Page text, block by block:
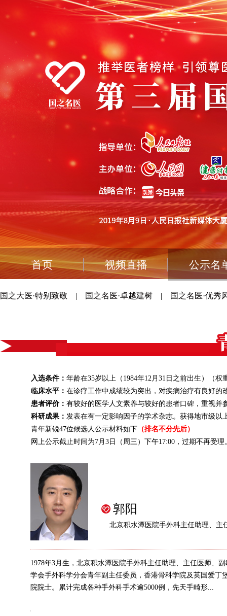
首页 视频直播 公示名
国之大医·特别致敬 | 国之名医·卓越建树 | 国之名医·优秀
入选条件： 年龄在35岁以上（1984年12月31日之前出生）（权
临床水平： 在诊疗工作中成绩较为突出，对疾病治疗有良好的
患者评价： 有较好的医学人文素养与较好的患者口碑，重视并
科研成果： 发表在有一定影响因子的学术杂志。获得地市级以
青年新锐47位候选人公示材料如下 （排名不分先后）
网上公示截止时间为7月3日（周三）下午17:00，过期不再受理
郭阳
北京积水潭医院手外科主任助理、主
1978年3月生，北京积水潭医院手外科主任助理、主任医师、
学会手外科学分会青年副主任委员，香港骨科学院及英国爱丁
院院士。累计完成各种手外科手术逾5000例，先天手畸形...